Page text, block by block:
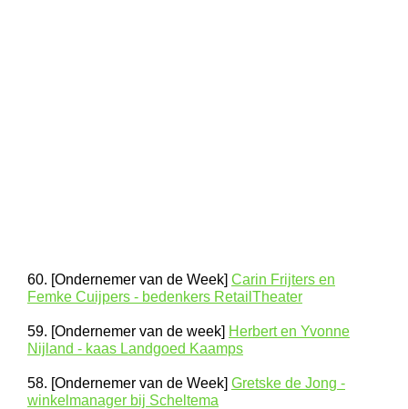
60. [Ondernemer van de Week] Carin Frijters en
Femke Cuijpers - bedenkers RetailTheater
59. [Ondernemer van de week] Herbert en Yvonne
Nijland - kaas Landgoed Kaamps
58. [Ondernemer van de Week] Gretske de Jong -
winkelmanager bij Scheltema